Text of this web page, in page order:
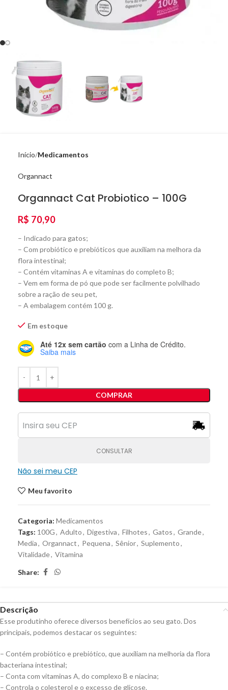
Início Medicamentos
Organnact
Organnact Cat Probiotico – 100G
R$ 70,90
– Indicado para gatos;
– Com probiótico e prebióticos que auxiliam na melhora da
flora intestinal;
– Contém vitaminas A e vitaminas do completo B;
– Vem em forma de pó que pode ser facilmente polvilhado
sobre a ração de seu pet,
– A embalagem contém 100 g.
Em estoque
Até 12x sem cartão com a Linha de Crédito.
Saiba mais
COMPRAR
CONSULTAR
Não sei meu CEP
Meu favorito
Categoria: Medicamentos
Tags: 100G, Adulto, Digestiva, Filhotes, Gatos, Grande,
Media, Organnact, Pequena, Sênior, Suplemento,
Vitalidade, Vitamina
Share:
Descrição
Esse produtinho oferece diversos benefícios ao seu gato. Dos
principais, podemos destacar os seguintes:
– Contém probiótico e prebiótico, que auxiliam na melhoria da flora
bacteriana intestinal;
– Conta com vitaminas A, do complexo B e niacina;
– Controla o colesterol e o excesso de glicose.